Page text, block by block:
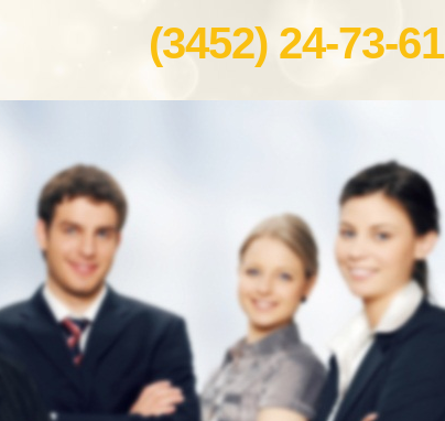
(3452) 24-73-61